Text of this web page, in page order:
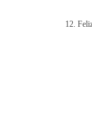
12.